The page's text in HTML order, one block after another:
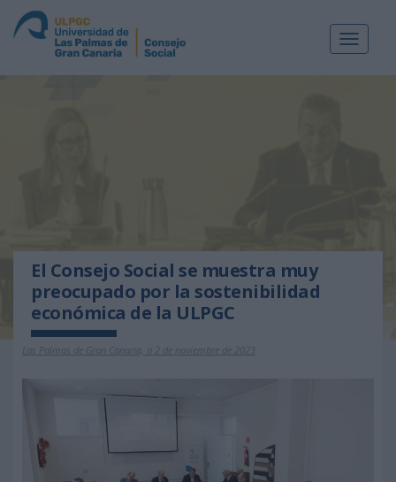
Toggle
El Consejo Social se muestra muy
preocupado por la sostenibilidad
económica de la ULPGC
Las Palmas de Gran Canaria, a 2 de noviembre de 2023